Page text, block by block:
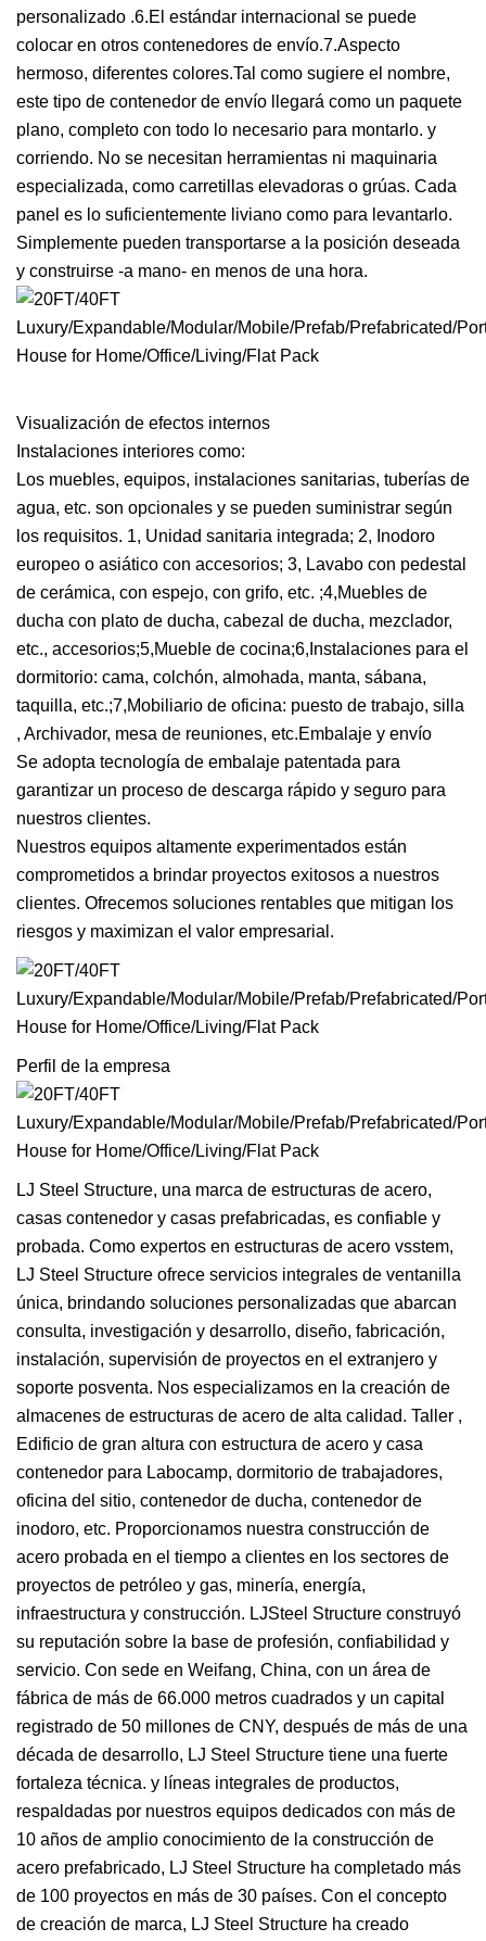
personalizado .6.El estándar internacional se puede
colocar en otros contenedores de envío.7.Aspecto
hermoso, diferentes colores.Tal como sugiere el nombre,
este tipo de contenedor de envío llegará como un paquete
plano, completo con todo lo necesario para montarlo. y
corriendo. No se necesitan herramientas ni maquinaria
especializada, como carretillas elevadoras o grúas. Cada
panel es lo suficientemente liviano como para levantarlo.
Simplemente pueden transportarse a la posición deseada
y construirse -a mano- en menos de una hora.
Visualización de efectos internos
Instalaciones interiores como:
Los muebles, equipos, instalaciones sanitarias, tuberías de
agua, etc. son opcionales y se pueden suministrar según
los requisitos. 1, Unidad sanitaria integrada; 2, Inodoro
europeo o asiático con accesorios; 3, Lavabo con pedestal
de cerámica, con espejo, con grifo, etc. ;4,Muebles de
ducha con plato de ducha, cabezal de ducha, mezclador,
etc., accesorios;5,Mueble de cocina;6,Instalaciones para el
dormitorio: cama, colchón, almohada, manta, sábana,
taquilla, etc.;7,Mobiliario de oficina: puesto de trabajo, silla
, Archivador, mesa de reuniones, etc.Embalaje y envío
Se adopta tecnología de embalaje patentada para
garantizar un proceso de descarga rápido y seguro para
nuestros clientes.
Nuestros equipos altamente experimentados están
comprometidos a brindar proyectos exitosos a nuestros
clientes. Ofrecemos soluciones rentables que mitigan los
riesgos y maximizan el valor empresarial.
Perfil de la empresa
LJ Steel Structure, una marca de estructuras de acero,
casas contenedor y casas prefabricadas, es confiable y
probada. Como expertos en estructuras de acero vsstem,
LJ Steel Structure ofrece servicios integrales de ventanilla
única, brindando soluciones personalizadas que abarcan
consulta, investigación y desarrollo, diseño, fabricación,
instalación, supervisión de proyectos en el extranjero y
soporte posventa. Nos especializamos en la creación de
almacenes de estructuras de acero de alta calidad. Taller ,
Edificio de gran altura con estructura de acero y casa
contenedor para Labocamp, dormitorio de trabajadores,
oficina del sitio, contenedor de ducha, contenedor de
inodoro, etc. Proporcionamos nuestra construcción de
acero probada en el tiempo a clientes en los sectores de
proyectos de petróleo y gas, minería, energía,
infraestructura y construcción. LJSteel Structure construyó
su reputación sobre la base de profesión, confiabilidad y
servicio. Con sede en Weifang, China, con un área de
fábrica de más de 66.000 metros cuadrados y un capital
registrado de 50 millones de CNY, después de más de una
década de desarrollo, LJ Steel Structure tiene una fuerte
fortaleza técnica. y líneas integrales de productos,
respaldadas por nuestros equipos dedicados con más de
10 años de amplio conocimiento de la construcción de
acero prefabricado, LJ Steel Structure ha completado más
de 100 proyectos en más de 30 países. Con el concepto
de creación de marca, LJ Steel Structure ha creado